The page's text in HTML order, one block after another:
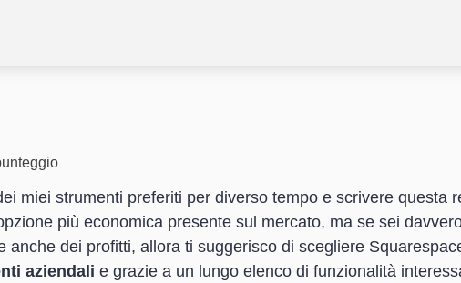
miei strumenti preferiti per diverso tempo e scrivere questa
più economica presente sul mercato, ma se sei
anche dei profitti, allora ti suggerisco di scegliere
aziendali e grazie a un lungo elenco di funzionalità